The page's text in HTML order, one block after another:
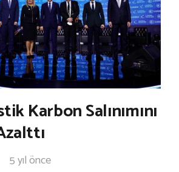
Karbon Salınımını
5 yıl önce